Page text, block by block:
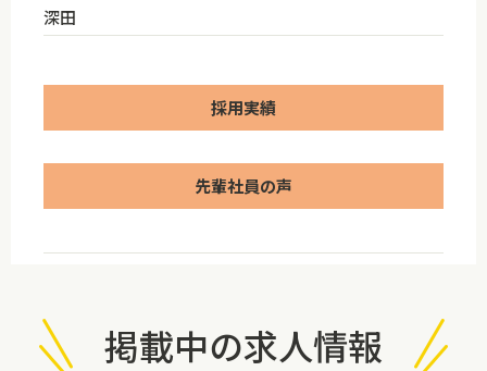
深田
採用実績
先輩社員の声
掲載中の求人情報